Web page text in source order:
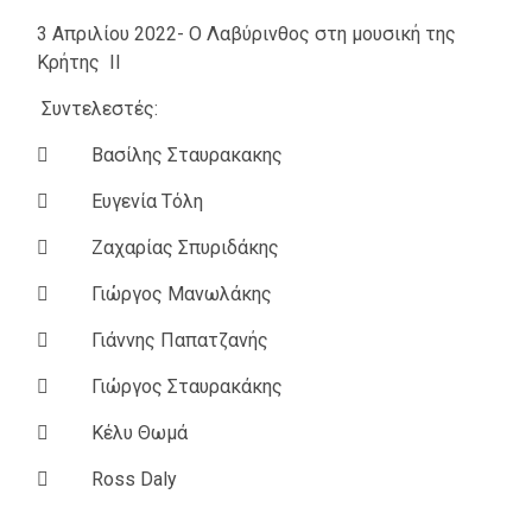
3 Απριλίου 2022- Ο Λαβύρινθος στη μουσική της
Κρήτης ΙΙ
Συντελεστές:
 Βασίλης Σταυρακακης
 Ευγενία Τόλη
 Ζαχαρίας Σπυριδάκης
 Γιώργος Μανωλάκης
 Γιάννης Παπατζανής
 Γιώργος Σταυρακάκης
 Κέλυ Θωμά
 Ross Daly